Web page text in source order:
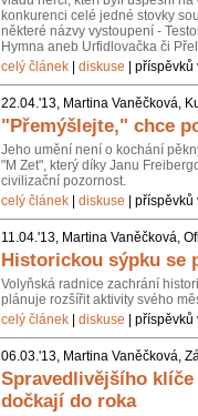
konkurenci celé jedné stovky
některé názvy vystoupení -
Hymna aneb Urfidlovačka či
celý článek
diskuse |
22.04.'13, Martina Vaněčková,
"Přemýšlejte," chce
Jeho umění není o kochání
"M Zet", který díky Janu
civilizační pozornost.
celý článek
diskuse |
11.04.'13, Martina Vaněčková,
Historickou sýpku se
Volyňská radnice zachrání
plánuje rozšířit aktivity svého
celý článek
diskuse |
06.03.'13, Martina Vaněčková,
Spravedlivějšího
dočkají do roka